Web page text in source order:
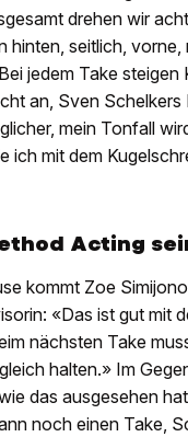
drehen wir
hinten, seitlich,
jedem Take
an, Sven Schelkers
mein Tonfall
ich mit dem
Acting
kommt Zoe
«Das ist gut mit
nächsten Take
halten.» Im
das ausgesehen
noch einen Take,